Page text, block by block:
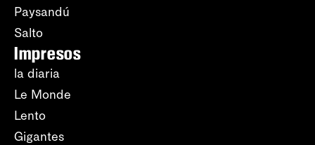
Paysandú
Salto
Impresos
la diaria
Le Monde
Lento
Gigantes